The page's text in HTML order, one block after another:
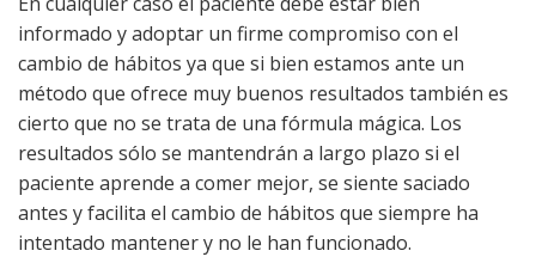
informado y adoptar un firme compromiso con el
cambio de hábitos ya que si bien estamos ante un
método que ofrece muy buenos resultados también es
cierto que no se trata de una fórmula mágica. Los
resultados sólo se mantendrán a largo plazo si el
paciente aprende a comer mejor, se siente saciado
antes y facilita el cambio de hábitos que siempre ha
intentado mantener y no le han funcionado.